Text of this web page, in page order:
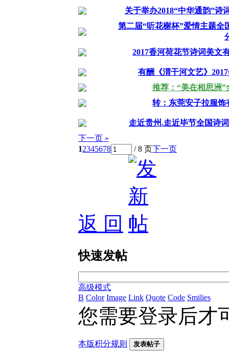
关于举办2018“中华通韵”诗
第二届“听花榭杯”爱情主题全
2017香河荷花节诗词美文
有酬《渭干河文艺》
推荐：“美在相思洲
转：东莞安子拉服饰
走近贵州.走近毕节全国诗
下一页 »
12345678 / 8 页下一页
返 回
快速发帖
高级模式
B Color Image Link Quote Code Smilies
您需要登录后才
本版积分规则 发表帖子